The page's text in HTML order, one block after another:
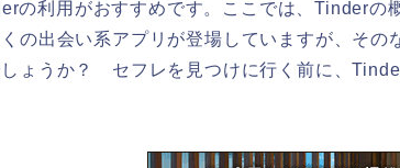
の利用がおすすめです。ここでは、Tinderの
の出会い系アプリが登場していますが、そ
しょうか？ セフレを見つけに行く前に、